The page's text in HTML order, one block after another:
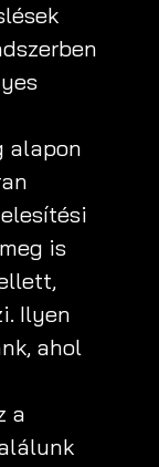
alapon
is
Ilyen
ahol
a